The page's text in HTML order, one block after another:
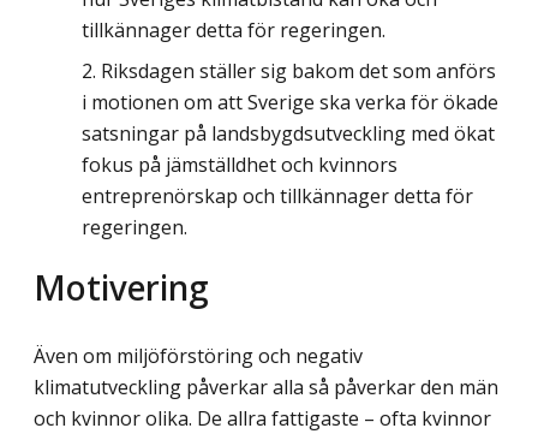
tillkännager detta för regeringen.
Riksdagen ställer sig bakom det som anförs
i motionen om att Sverige ska verka för ökade
satsningar på landsbygdsutveckling med ökat
fokus på jämställdhet och kvinnors
entreprenörskap och tillkännager detta för
regeringen.
Motivering
Även om miljöförstöring och negativ
klimatutveckling påverkar alla så påverkar den män
och kvinnor olika. De allra fattigaste – ofta kvinnor